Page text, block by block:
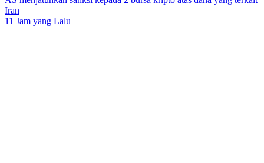
Iran
11 Jam yang Lalu